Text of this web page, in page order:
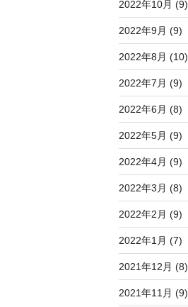
2022年10月 (9)
2022年9月 (9)
2022年8月 (10)
2022年7月 (9)
2022年6月 (8)
2022年5月 (9)
2022年4月 (9)
2022年3月 (8)
2022年2月 (9)
2022年1月 (7)
2021年12月 (8)
2021年11月 (9)